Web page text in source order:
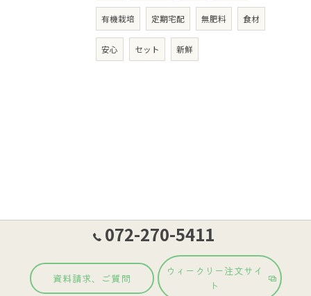
有機栽培 定期宅配 無肥料 食材
安心 セット 新鮮
072-270-5411
資料請求、ご質問
ウィークリー注文サイ
ト